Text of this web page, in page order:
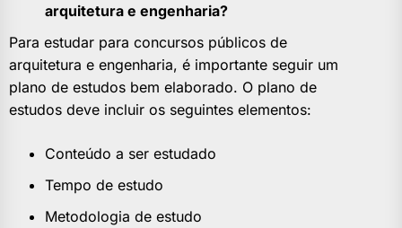
arquitetura e engenharia?
Para estudar para concursos públicos de
arquitetura e engenharia, é importante seguir um
plano de estudos bem elaborado. O plano de
estudos deve incluir os seguintes elementos:
Conteúdo a ser estudado
Tempo de estudo
Metodologia de estudo